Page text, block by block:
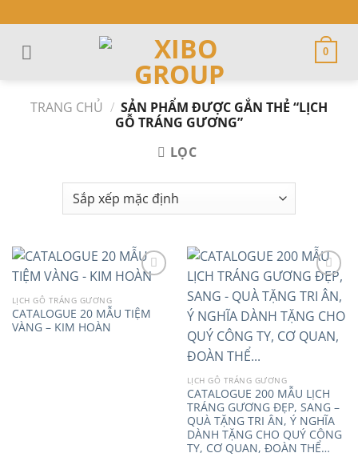
to
content
0
TRANG CHỦ / SẢN PHẨM ĐƯỢC GẮN THẺ “LỊCH
GỖ TRÁNG GƯƠNG”
LỌC
Add to
LỊCH GỖ TRÁNG GƯƠNG
CATALOGUE 20 MẪU TIỆM
VÀNG – KIM HOÀN
Add to
LỊCH GỖ TRÁNG GƯƠNG
CATALOGUE 200 MẪU LỊCH
TRÁNG GƯƠNG ĐẸP, SANG –
QUÀ TẶNG TRI ÂN, Ý NGHĨA
DÀNH TẶNG CHO QUÝ CÔNG
TY, CƠ QUAN, ĐOÀN THỂ…